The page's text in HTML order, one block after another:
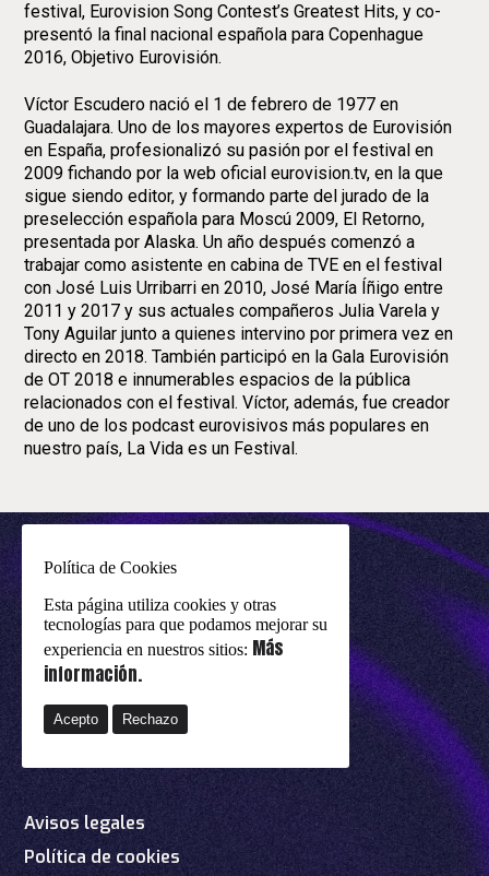
festival, Eurovision Song Contest’s Greatest Hits, y co-
presentó la final nacional española para Copenhague
2016, Objetivo Eurovisión.
Víctor Escudero nació el 1 de febrero de 1977 en
Guadalajara. Uno de los mayores expertos de Eurovisión
en España, profesionalizó su pasión por el festival en
2009 fichando por la web oficial eurovision.tv, en la que
sigue siendo editor, y formando parte del jurado de la
preselección española para Moscú 2009, El Retorno,
presentada por Alaska. Un año después comenzó a
trabajar como asistente en cabina de TVE en el festival
con José Luis Urribarri en 2010, José María Íñigo entre
2011 y 2017 y sus actuales compañeros Julia Varela y
Tony Aguilar junto a quienes intervino por primera vez en
directo en 2018. También participó en la Gala Eurovisión
de OT 2018 e innumerables espacios de la pública
relacionados con el festival. Víctor, además, fue creador
de uno de los podcast eurovisivos más populares en
nuestro país, La Vida es un Festival.
Avisos legales
Política de cookies
Política de Cookies
Esta página utiliza cookies y otras
tecnologías para que podamos mejorar su
experiencia en nuestros sitios: Más
información.
Acepto Rechazo